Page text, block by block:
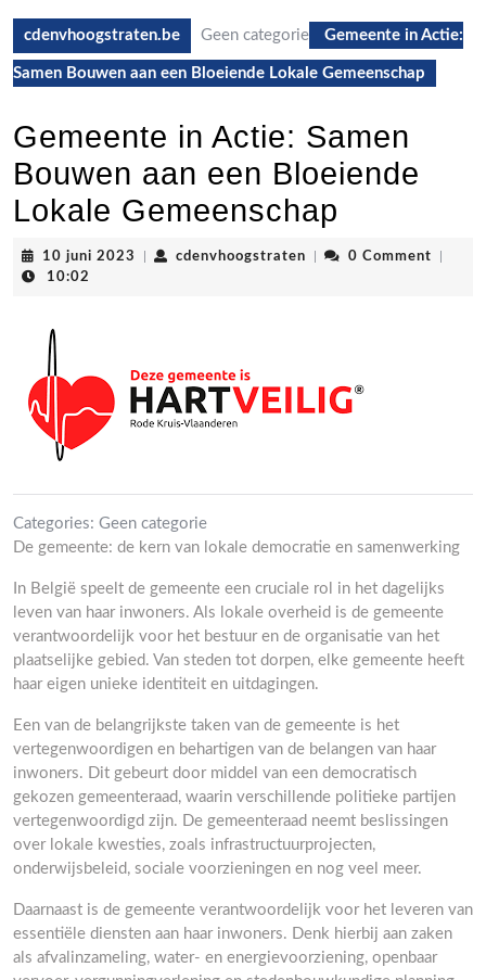
cdenvhoogstraten.be Geen categorie Gemeente in Actie:
Samen Bouwen aan een Bloeiende Lokale Gemeenschap
Gemeente in Actie: Samen
Bouwen aan een Bloeiende
Lokale Gemeenschap
10 juni 2023 10
cdenvhoogstraten cdenvhoogstraten
0 Comment
10:02
Categories: Geen categorie
De gemeente: de kern van lokale democratie en samenwerking
In België speelt de gemeente een cruciale rol in het dagelijks
leven van haar inwoners. Als lokale overheid is de gemeente
verantwoordelijk voor het bestuur en de organisatie van het
plaatselijke gebied. Van steden tot dorpen, elke gemeente heeft
haar eigen unieke identiteit en uitdagingen.
Een van de belangrijkste taken van de gemeente is het
vertegenwoordigen en behartigen van de belangen van haar
inwoners. Dit gebeurt door middel van een democratisch
gekozen gemeenteraad, waarin verschillende politieke partijen
vertegenwoordigd zijn. De gemeenteraad neemt beslissingen
over lokale kwesties, zoals infrastructuurprojecten,
onderwijsbeleid, sociale voorzieningen en nog veel meer.
Daarnaast is de gemeente verantwoordelijk voor het leveren van
essentiële diensten aan haar inwoners. Denk hierbij aan zaken
als afvalinzameling, water- en energievoorziening, openbaar